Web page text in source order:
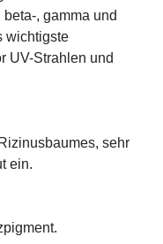
, gamma und
wichtigste
UV-Strahlen und
sehr
ein.